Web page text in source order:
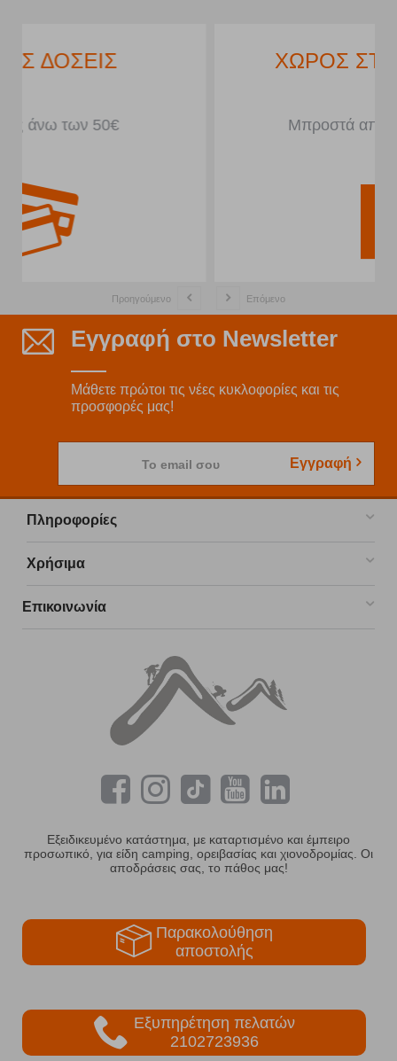
ΧΩΡΟΣ ΣΤΑΘΜΕΥΣΗΣ
Μπροστά από το κατάστημα
Προηγούμενο Επόμενο
Εγγραφή στο Newsletter
Μάθετε πρώτοι τις νέες κυκλοφορίες και τις
προσφορές μας!
Το email σου Εγγραφή
Πληροφορίες
Χρήσιμα
Επικοινωνία
Εξειδικευμένο κατάστημα, με καταρτισμένο και έμπειρο
προσωπικό, για είδη camping, ορειβασίας και χιονοδρομίας. Οι
αποδράσεις σας, το πάθος μας!
Παρακολούθηση
αποστολής
Εξυπηρέτηση πελατών
2102723936